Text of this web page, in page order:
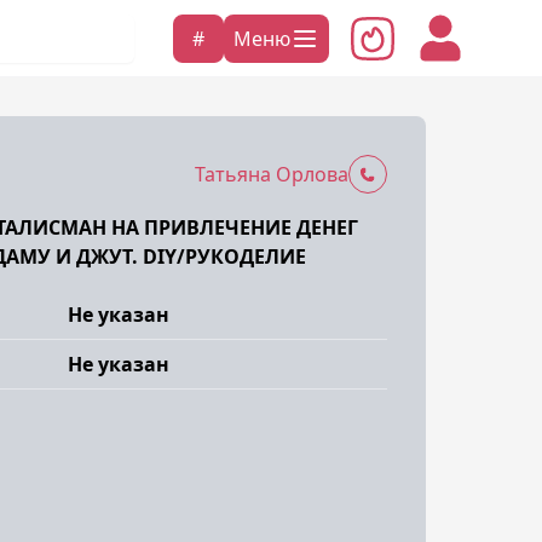
# Меню
Татьяна Орлова
НА ПРИВЛЕЧЕНИЕ ДЕНЕГ
И ДЖУТ. DIY/РУКОДЕЛИЕ
Не указан
Не указан